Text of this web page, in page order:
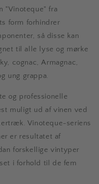
"Vinoteque" fra
form forhindrer
så disse kan
til alle lyse og mørke
cognac, Armagnac,
ung grappa.
og professionelle
muligt ud af vinen ved
Vinoteque-seriens
er resultatet af
forskellige vintyper
i forhold til de fem